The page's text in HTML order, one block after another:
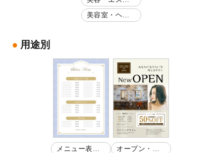
サロン
美容室・ヘア
サロン
用途別
メニュー表・
オープン・開